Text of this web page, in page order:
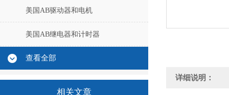
美国AB驱动器和电机
美国AB继电器和计时器
查看全部
相关文章
详细说明：